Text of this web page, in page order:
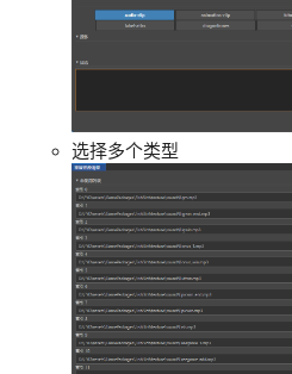
选择多个类型